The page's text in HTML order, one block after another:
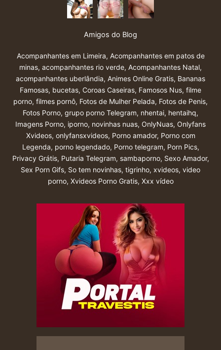
Amigos do Blog
Acompanhantes em Limeira, Acompanhantes em patos de
minas, acompanhantes rio verde, Acompanhantes Natal,
acompanhantes uberlândia, Animes Online Gratis, Bananas
Famosas, bucetas, Coroas Caseiras, Famosos Nus, filme
porno, filmes pornô, Fotos de Mulher Pelada, Fotos de Penis,
Fotos Porno, grupo porno Telegram, nhentai, hentaihq,
Imagens Porno, iporno, novinhas nuas, OnlyNuas, Onlyfans
Xvideos, onlyfansxvideos, Porno amador, Porno com
Legenda, porno legendado, Porno telegram, Porn Pics,
Privacy Grátis, Putaria Telegram, sambaporno, Sexo Amador,
Sex Porn Gifs, So tem novinhas, tigrinho, xvideos, video
porno, Xvideos Porno Gratis, Xxx vídeo